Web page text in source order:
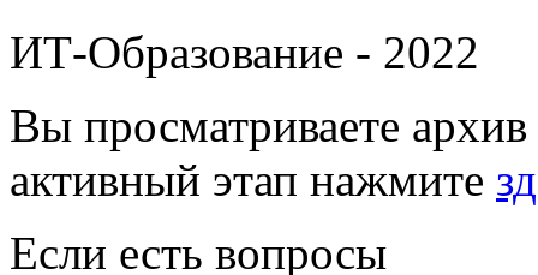
ИТ-Образование - 2022
Вы просматриваете
активный этап нажмите
Если есть вопросы